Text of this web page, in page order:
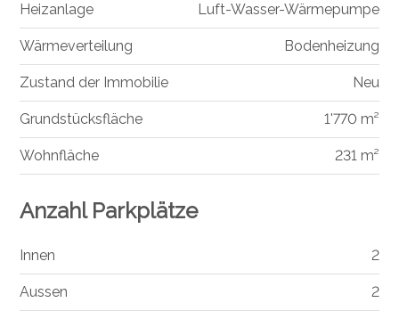
Heizanlage Luft-Wasser-Wärmepumpe
Wärmeverteilung Bodenheizung
Zustand der Immobilie Neu
Grundstücksfläche 1'770 m²
Wohnfläche 231 m²
Anzahl Parkplätze
Innen 2
Aussen 2